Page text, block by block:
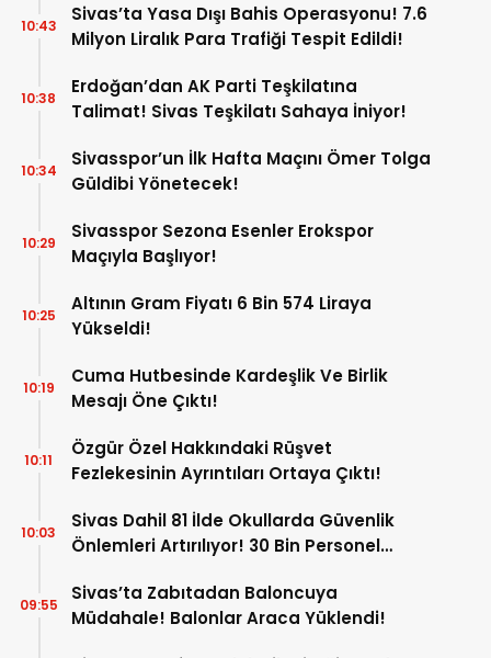
Sivas’ta Yasa Dışı Bahis Operasyonu! 7.6
Milyon Liralık Para Trafiği Tespit Edildi!
10:43
Erdoğan’dan AK Parti Teşkilatına
Talimat! Sivas Teşkilatı Sahaya İniyor!
10:38
Sivasspor’un İlk Hafta Maçını Ömer Tolga
Güldibi Yönetecek!
10:34
Sivasspor Sezona Esenler Erokspor
Maçıyla Başlıyor!
10:29
Altının Gram Fiyatı 6 Bin 574 Liraya
Yükseldi!
10:25
Cuma Hutbesinde Kardeşlik Ve Birlik
Mesajı Öne Çıktı!
10:19
Özgür Özel Hakkındaki Rüşvet
Fezlekesinin Ayrıntıları Ortaya Çıktı!
10:11
Sivas Dahil 81 İlde Okullarda Güvenlik
Önlemleri Artırılıyor! 30 Bin Personel
10:03
Sivas’ta Zabıtadan Baloncuya
Müdahale! Balonlar Araca Yüklendi!
09:55